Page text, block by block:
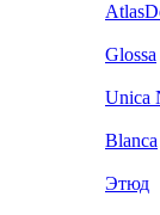
Glossa
Unica
Blanca
Этюд